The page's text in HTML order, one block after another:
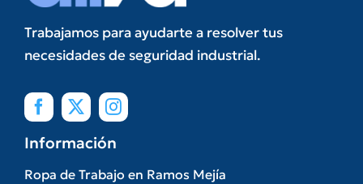
Trabajamos para ayudarte a resolver tus
necesidades de seguridad industrial.
Información
Ropa de Trabajo en Ramos Mejía